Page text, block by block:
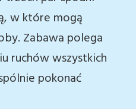
w które mogą
Zabawa polega
ruchów wszystkich
pokonać